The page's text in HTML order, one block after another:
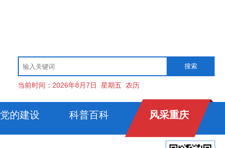
当前时间： 2026年8月7日 星期五 农历
党的建设 科普百科 风采重庆